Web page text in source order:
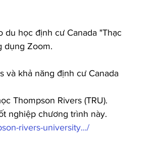
du học định cư Canada "Thạc
dụng Zoom.
và khả năng định cư Canada
Thompson Rivers (TRU).
nghiệp chương trình này.
rivers-university.../